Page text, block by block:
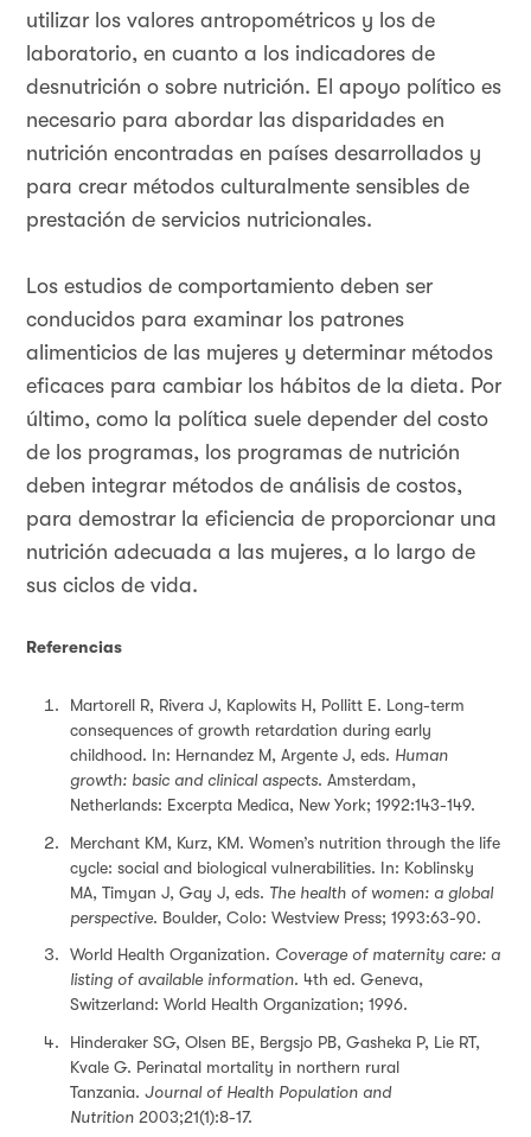
utilizar los valores antropométricos y los de
laboratorio, en cuanto a los indicadores de
desnutrición o sobre nutrición. El apoyo político es
necesario para abordar las disparidades en
nutrición encontradas en países desarrollados y
para crear métodos culturalmente sensibles de
prestación de servicios nutricionales.
Los estudios de comportamiento deben ser
conducidos para examinar los patrones
alimenticios de las mujeres y determinar métodos
eficaces para cambiar los hábitos de la dieta. Por
último, como la política suele depender del costo
de los programas, los programas de nutrición
deben integrar métodos de análisis de costos,
para demostrar la eficiencia de proporcionar una
nutrición adecuada a las mujeres, a lo largo de
sus ciclos de vida.
Referencias
Martorell R, Rivera J, Kaplowits H, Pollitt E. Long-term
consequences of growth retardation during early
childhood. In: Hernandez M, Argente J, eds. Human
growth: basic and clinical aspects. Amsterdam,
Netherlands: Excerpta Medica, New York; 1992:143-149.
Merchant KM, Kurz, KM. Women’s nutrition through the life
cycle: social and biological vulnerabilities. In: Koblinsky
MA, Timyan J, Gay J, eds. The health of women: a global
perspective. Boulder, Colo: Westview Press; 1993:63-90.
World Health Organization. Coverage of maternity care: a
listing of available information. 4th ed. Geneva,
Switzerland: World Health Organization; 1996.
Hinderaker SG, Olsen BE, Bergsjo PB, Gasheka P, Lie RT,
Kvale G. Perinatal mortality in northern rural
Tanzania. Journal of Health Population and
Nutrition 2003;21(1):8-17.